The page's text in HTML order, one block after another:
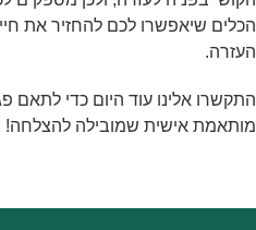
הכלים שיאפשרו לכם להחזיר את
העזרה.
התקשרו אלינו עוד היום כדי לתאם
מותאמת אישית שמובילה להצלחה!